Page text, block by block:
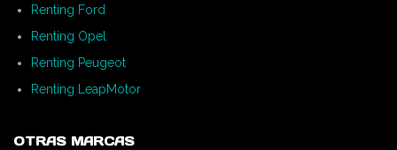
Renting Ford
Renting Opel
Renting Peugeot
Renting LeapMotor
OTRAS MARCAS